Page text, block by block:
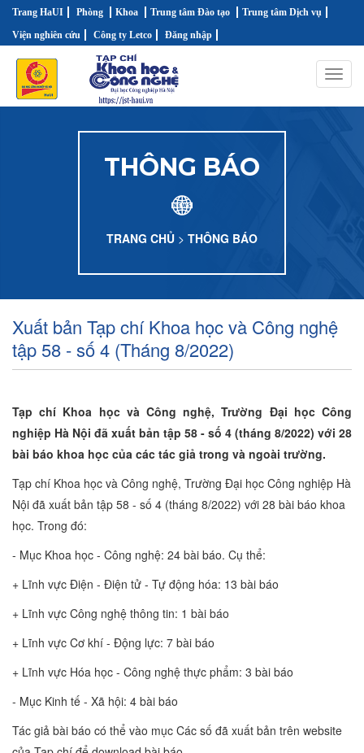
Trang HaUI Phòng Khoa Trung tâm Đào tạo
Trung tâm Dịch vụ
Viện nghiên cứu
Công ty Letco Đăng nhập
THÔNG BÁO
TRANG CHỦ > THÔNG BÁO
Xuất bản Tạp chí Khoa học và Công nghệ
tập 58 - số 4 (Tháng 8/2022)
Tạp chí Khoa học và Công nghệ, Trường Đại học Công
nghiệp Hà Nội đã xuất bản tập 58 - số 4 (tháng 8/2022) với 28
bài báo khoa học của các tác giả trong và ngoài trường.
Tạp chí Khoa học và Công nghệ, Trường Đại học Công nghiệp Hà
Nội đã xuất bản tập 58 - số 4 (tháng 8/2022) với 28 bài báo khoa
học. Trong đó:
- Mục Khoa học - Công nghệ: 24 bài báo. Cụ thể:
+ Lĩnh vực Điện - Điện tử - Tự động hóa: 13 bài báo
+ Lĩnh vực Công nghệ thông tin: 1 bài báo
+ Lĩnh vực Cơ khí - Động lực: 7 bài báo
+ Lĩnh vực Hóa học - Công nghệ thực phẩm: 3 bài báo
- Mục Kinh tế - Xã hội: 4 bài báo
Tác giả bài báo có thể vào mục Các số đã xuất bản trên website